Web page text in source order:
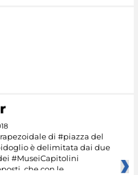
di #piazza del
è delimitata dai due
#MuseiCapitolini
che con le